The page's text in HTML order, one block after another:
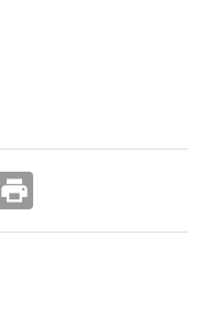
print